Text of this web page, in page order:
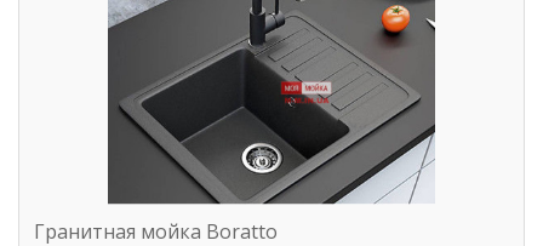
Гранитная мойка Boratto